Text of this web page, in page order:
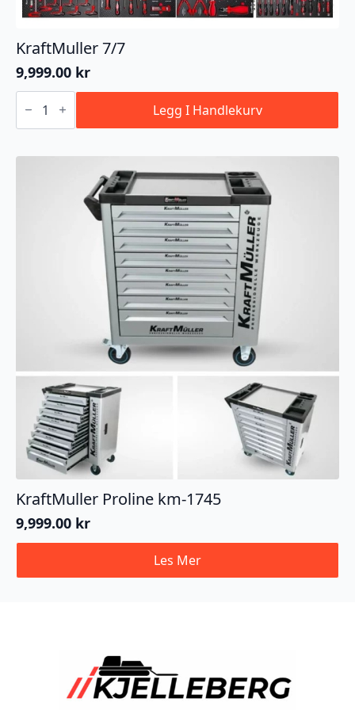
KraftMuller 7/7
9,999.00 kr
KraftMuller
7/7 Legg I Handlekurv
KraftMuller Proline km-1745
9,999.00 kr
Les Mer